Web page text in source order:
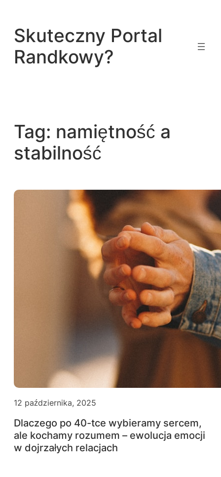
treści
Skuteczny Portal
Randkowy?
Tag: namiętność a
stabilność
12 października, 2025
Dlaczego po 40-tce wybieramy sercem,
ale kochamy rozumem – ewolucja emocji
w dojrzałych relacjach